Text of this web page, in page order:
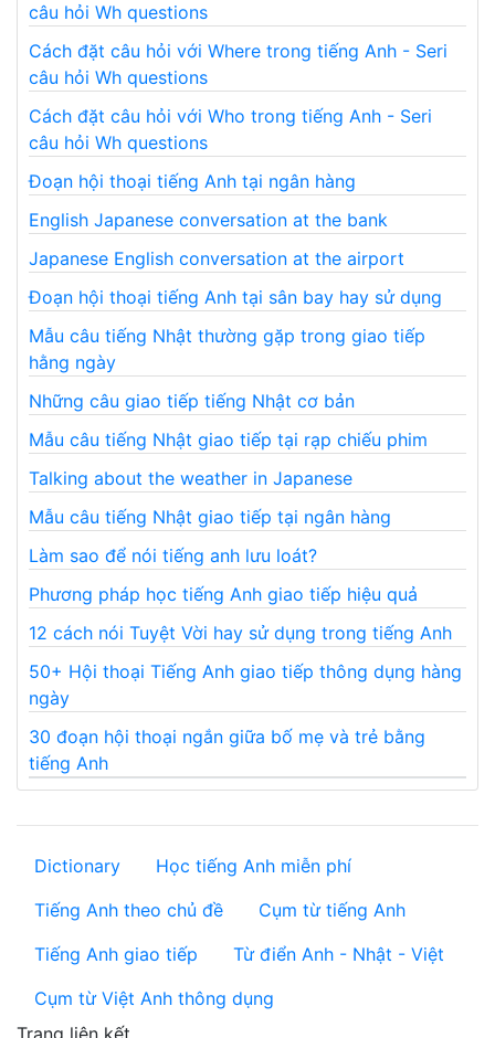
câu hỏi Wh questions
Cách đặt câu hỏi với Where trong tiếng Anh - Seri
câu hỏi Wh questions
Cách đặt câu hỏi với Who trong tiếng Anh - Seri
câu hỏi Wh questions
Đoạn hội thoại tiếng Anh tại ngân hàng
English Japanese conversation at the bank
Japanese English conversation at the airport
Đoạn hội thoại tiếng Anh tại sân bay hay sử dụng
Mẫu câu tiếng Nhật thường gặp trong giao tiếp
hằng ngày
Những câu giao tiếp tiếng Nhật cơ bản
Mẫu câu tiếng Nhật giao tiếp tại rạp chiếu phim
Talking about the weather in Japanese
Mẫu câu tiếng Nhật giao tiếp tại ngân hàng
Làm sao để nói tiếng anh lưu loát?
Phương pháp học tiếng Anh giao tiếp hiệu quả
12 cách nói Tuyệt Vời hay sử dụng trong tiếng Anh
50+ Hội thoại Tiếng Anh giao tiếp thông dụng hàng
ngày
30 đoạn hội thoại ngắn giữa bố mẹ và trẻ bằng
tiếng Anh
Dictionary
Học tiếng Anh miễn phí
Tiếng Anh theo chủ đề
Cụm từ tiếng Anh
Tiếng Anh giao tiếp
Từ điển Anh - Nhật - Việt
Cụm từ Việt Anh thông dụng